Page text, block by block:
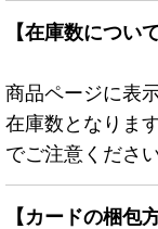
【在庫数について
商品ページに表
在庫数となりま
でご注意ください
【カードの梱包